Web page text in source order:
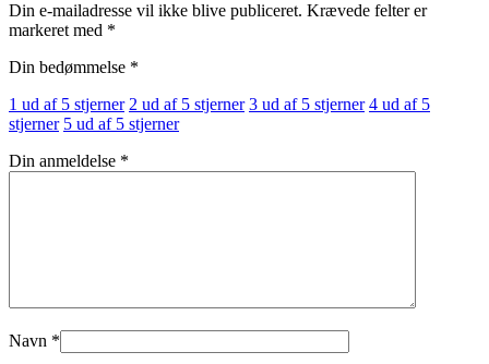
Din e-mailadresse vil ikke blive publiceret. Krævede felter er
markeret med *
Din bedømmelse *
1 ud af 5 stjerner 2 ud af 5 stjerner 3 ud af 5 stjerner 4 ud af 5
stjerner 5 ud af 5 stjerner
Din anmeldelse *
Navn *